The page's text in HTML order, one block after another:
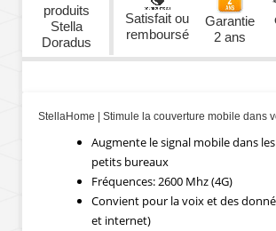
produits
Stella
Doradus
Satisfait ou
remboursé
Garantie
2 ans
StellaHome | Stimule la couverture mobile dans
Augmente le signal mobile dans
petits bureaux
Fréquences: 2600 Mhz (4G)
Convient pour la voix et des
et internet)